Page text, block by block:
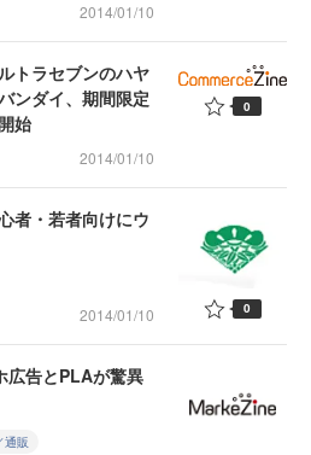
2014/01/10
トラセブンのハヤ
ンダイ、期間限定
始
2014/01/10
0
者・若者向けにウ
2014/01/10 0
広告とPLAが驚異
通販